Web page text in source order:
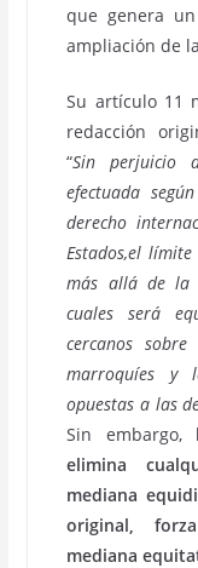
que genera un
ampliación de
Su artículo 11
redacción
“Sin perjuicio
efectuada
derecho
Estados,el
más allá de la
cuales será
cercanos
marroquíes y
opuestas a las
Sin embargo,
elimina
mediana
original,
mediana